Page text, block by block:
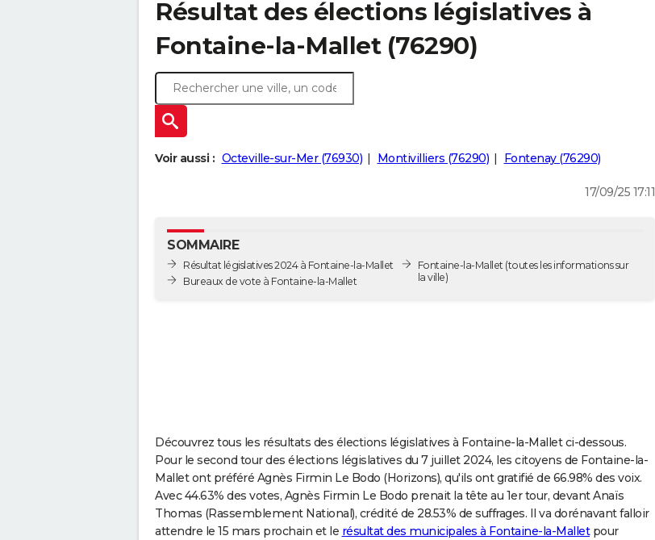
Résultat des élections législatives à
Fontaine-la-Mallet (76290)
Voir aussi : Octeville-sur-Mer (76930) Montivilliers (76290) Fontenay (76290)
17/09/25 17:11
SOMMAIRE
Résultat législatives 2024 à Fontaine-la-Mallet
Bureaux de vote à Fontaine-la-Mallet
Fontaine-la-Mallet (toutes les informations sur
la ville)
Découvrez tous les résultats des élections législatives à Fontaine-la-Mallet ci-dessous.
Pour le second tour des élections législatives du 7 juillet 2024, les citoyens de Fontaine-la-
Mallet ont préféré Agnès Firmin Le Bodo (Horizons), qu'ils ont gratifié de 66.98% des voix.
Avec 44.63% des votes, Agnès Firmin Le Bodo prenait la tête au 1er tour, devant Anaïs
Thomas (Rassemblement National), crédité de 28.53% de suffrages. Il va dorénavant falloir
attendre le 15 mars prochain et le résultat des municipales à Fontaine-la-Malletpour